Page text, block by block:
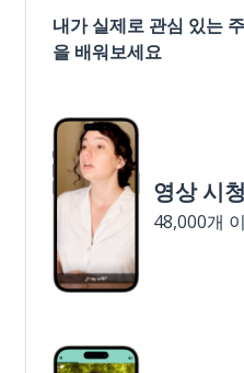
내가 실제로 관심 있는
을 배워보세요
영상 시
48,000개